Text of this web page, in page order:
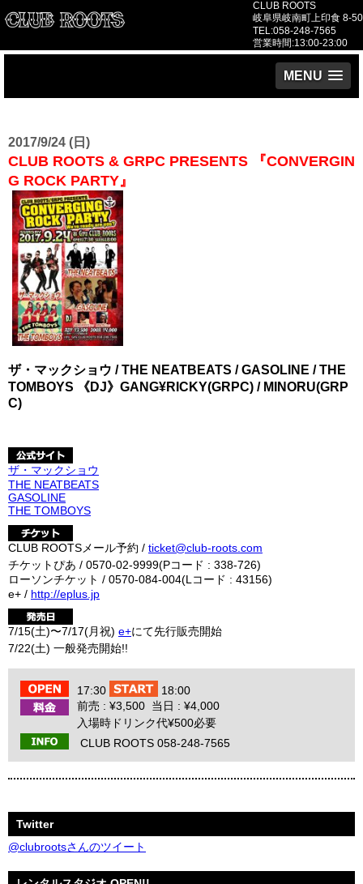
CLUB ROOTS
岐阜県岐南町上印食 8-50
TEL:058-248-7565
営業時間:13:00-23:00
MENU
2017/9/24 (日)
CLUB ROOTS & GRPC PRESENTS 『CONVERGIN
G ROCK PARTY』
ザ・マックショウ / THE NEATBEATS / GASOLINE / THE
TOMBOYS 《DJ》GANG¥RICKY(GRPC) / MINORU(GRP
C)
ザ・マックショウ
THE NEATBEATS
GASOLINE
THE TOMBOYS
CLUB ROOTSメール予約 / ticket@club-roots.com
チケットぴあ / 0570-02-9999(Pコード : 338-726)
ローソンチケット / 0570-084-004(Lコード : 43156)
e+ / http://eplus.jp
7/15(土)〜7/17(月祝) e+にて先行販売開始
7/22(土) 一般発売開始!!
17:30
18:00
前売 : ¥3,500 当日 : ¥4,000
入場時ドリンク代¥500必要
CLUB ROOTS 058-248-7565
Twitter
@clubrootsさんのツイート